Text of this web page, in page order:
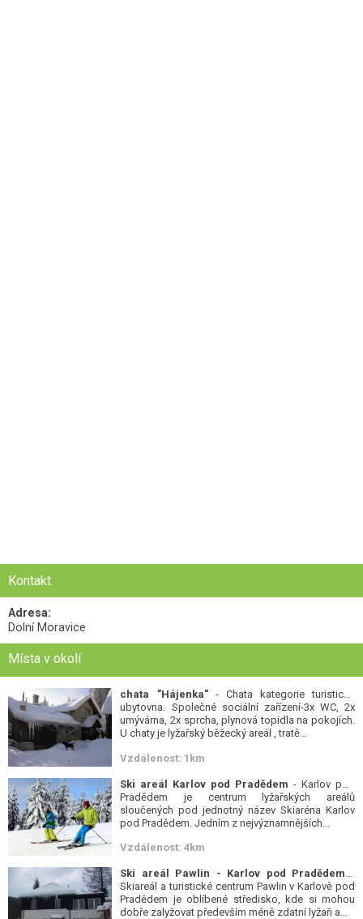
Kontakt
Adresa:
Dolní Moravice
Místa v okolí
chata "Hájenka"- Chata kategorie turistická
ubytovna. Společné sociální zařízení-3x WC, 2x
umývárna, 2x sprcha, plynová topidla na pokojích.
U chaty je lyžařský běžecký areál , tratě...
Vzdálenost: 1km
Ski areál Karlov pod Pradědem - Karlov pod
Pradědem je centrum lyžařských areálů
sloučených pod jednotný název Skiaréna Karlov
pod Pradědem. Jedním z nejvýznamnějších...
Vzdálenost: 4km
Skiareál a turistické centrum Pawlin v Karlově pod
Pradědem je oblíbené středisko, kde si mohou
dobře zalyžovat především méně zdatní lyžaři a...